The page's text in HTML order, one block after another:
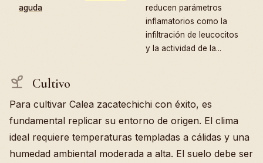
aguda
reducen parámetros
inflamatorios como la
infiltración de leucocitos
y la actividad de la...
Cultivo
Para cultivar Calea zacatechichi con éxito, es
fundamental replicar su entorno de origen. El clima
ideal requiere temperaturas templadas a cálidas y una
humedad ambiental moderada a alta. El suelo debe ser